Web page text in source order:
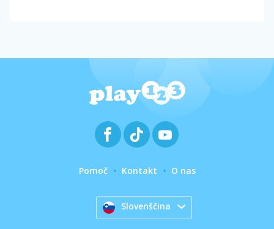
Pomoč Kontakt O nas
Slovenščina